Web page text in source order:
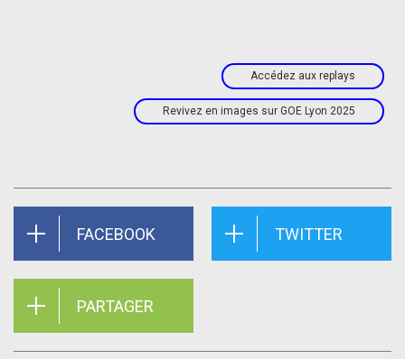
Accédez aux replays
Revivez en images sur GOE Lyon 2025
FACEBOOK TWITTER
PARTAGER